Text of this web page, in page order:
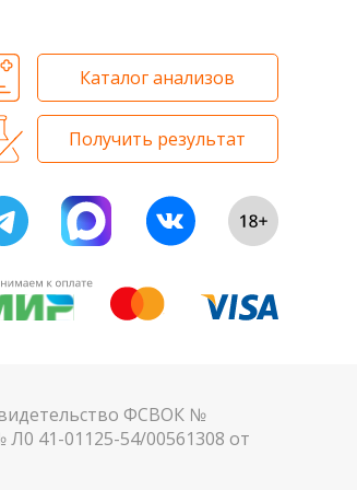
Каталог анализов
Получить результат
ФСВОК №
41-01125-54/00561308 от